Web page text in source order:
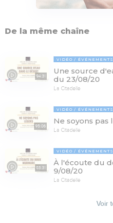
De la même chaîne
94:31
VIDÉO ÉVÉNEMENTS
Une source
du 23/08/20
La Citadelle
95:06
VIDÉO ÉVÉNEMENTS
Ne soyons pas
La Citadelle
83:31
VIDÉO ÉVÉNEMENTS
À l'écoute du
9/08/20
La Citadelle
Voir